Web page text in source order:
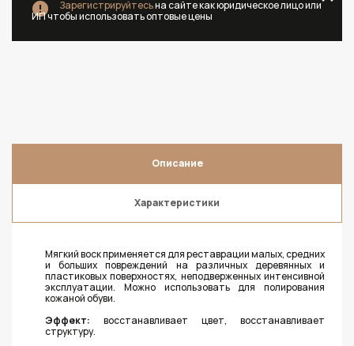
Зарегистрируйтесьна сайте как юридическое лицо или
ИП чтобы использовать оптовые цены
Описание
Характеристики
Мягкий воск применяется для реставрации малых, средних
и больших повреждений на различных деревянных и
пластиковых поверхностях, неподверженных интенсивной
эксплуатации. Можно использовать для полирования
кожаной обуви.
Эффект: восстанавливает цвет, восстанавливает
структуру.